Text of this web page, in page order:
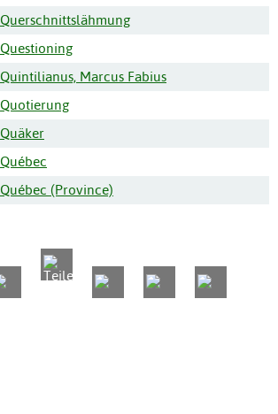
Querschnittslähmung
Questioning
Quintilianus, Marcus Fabius
Quotierung
Quäker
Québec
Québec (Province)